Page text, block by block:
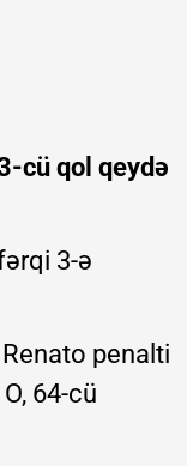
cü qol qeydə
3-ə
penalti
64-cü